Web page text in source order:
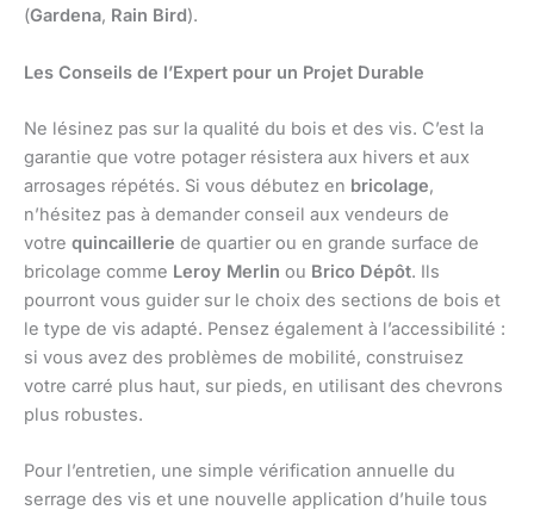
(Gardena, Rain Bird).
Les Conseils de l’Expert pour un Projet Durable
Ne lésinez pas sur la qualité du bois et des vis. C’est la
garantie que votre potager résistera aux hivers et aux
arrosages répétés. Si vous débutez en bricolage,
n’hésitez pas à demander conseil aux vendeurs de
votre quincaillerie de quartier ou en grande surface de
bricolage comme Leroy Merlin ou Brico Dépôt. Ils
pourront vous guider sur le choix des sections de bois et
le type de vis adapté. Pensez également à l’accessibilité :
si vous avez des problèmes de mobilité, construisez
votre carré plus haut, sur pieds, en utilisant des chevrons
plus robustes.
Pour l’entretien, une simple vérification annuelle du
serrage des vis et une nouvelle application d’huile tous